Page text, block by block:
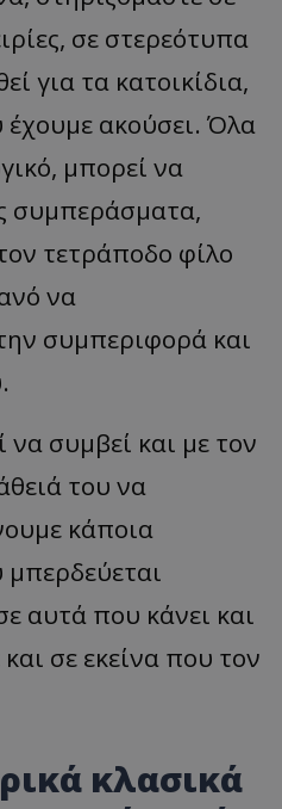
σε στερεότυπα
για τα κατοικίδια,
ακούσει. Όλα
μπορεί να
συμπεράσματα,
τετράποδο φίλο
να
συμπεριφορά και
να συμβεί και με τον
του να
κάποια
αυτά που κάνει και
σε εκείνα που τον
κλασικά